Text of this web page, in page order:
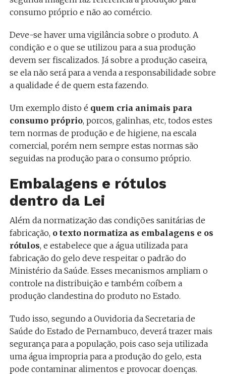
consumo próprio e não ao comércio.
Deve-se haver uma vigilância sobre o produto. A
condição e o que se utilizou para a sua produção
devem ser fiscalizados. Já sobre a produção caseira,
se ela não será para a venda a responsabilidade sobre
a qualidade é de quem esta fazendo.
Um exemplo disto é quem cria animais para
consumo próprio, porcos, galinhas, etc, todos estes
tem normas de produção e de higiene, na escala
comercial, porém nem sempre estas normas são
seguidas na produção para o consumo próprio.
Embalagens e rótulos
dentro da Lei
Além da normatização das condições sanitárias de
fabricação, o texto normatiza as embalagens e os
rótulos, e estabelece que a água utilizada para
fabricação do gelo deve respeitar o padrão do
Ministério da Saúde. Esses mecanismos ampliam o
controle na distribuição e também coíbem a
produção clandestina do produto no Estado.
Tudo isso, segundo a Ouvidoria da Secretaria de
Saúde do Estado de Pernambuco, deverá trazer mais
segurança para a população, pois caso seja utilizada
uma água impropria para a produção do gelo, esta
pode contaminar alimentos e provocar doenças.